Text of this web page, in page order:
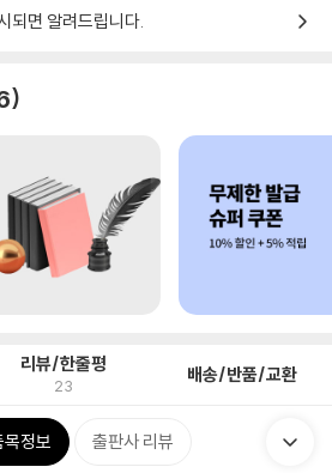
되면 알려드립니다.
리뷰/한줄평
23 배송/반품/교환
목정보 출판사 리뷰